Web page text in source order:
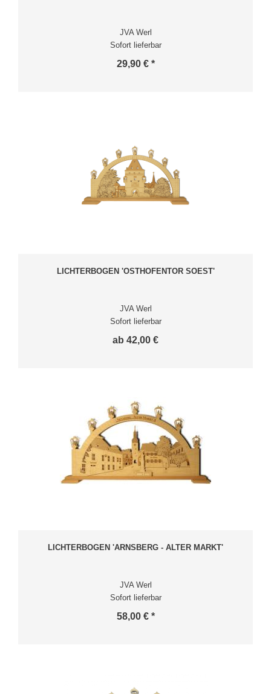
JVA Werl
Sofort lieferbar
29,90 € *
LICHTERBOGEN 'OSTHOFENTOR SOEST'
JVA Werl
Sofort lieferbar
ab 42,00 €
LICHTERBOGEN 'ARNSBERG - ALTER MARKT'
JVA Werl
Sofort lieferbar
58,00 € *